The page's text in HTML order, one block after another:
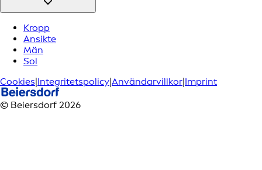
Kropp
Ansikte
Män
Sol
Cookies|Integritetspolicy|Användarvillkor|Imprint
© Beiersdorf 2026